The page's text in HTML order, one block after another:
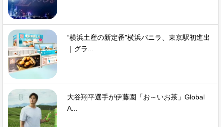
“横浜土産の新定番”横浜バニラ、東京駅初進出
｜グラ...
大谷翔平選手が伊藤園「お～いお茶」Global
A...